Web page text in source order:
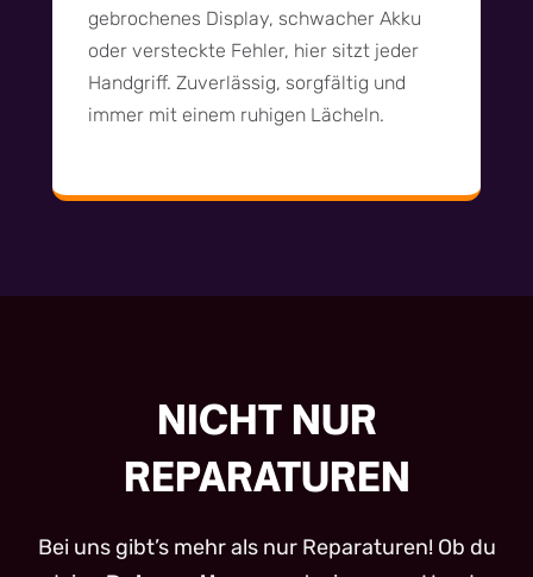
gebrochenes Display, schwacher Akku
oder versteckte Fehler, hier sitzt jeder
Handgriff. Zuverlässig, sorgfältig und
immer mit einem ruhigen Lächeln.
NICHT NUR
REPARATUREN
Bei uns gibt’s mehr als nur Reparaturen! Ob du